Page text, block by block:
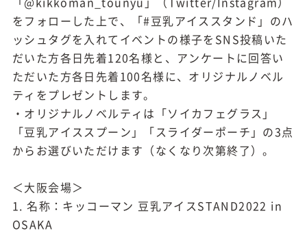
をフォローした上で、「#豆乳アイススタンド」のハ
ッシュタグを入れてイベントの様子をSNS投稿いた
だいた方各日先着120名様と、アンケートに回答い
ただいた方各日先着100名様に、オリジナルノベル
ティをプレゼントします。
・オリジナルノベルティは「ソイカフェグラス」
「豆乳アイススプーン」「スライダーポーチ」の3点
からお選びいただけます（なくなり次第終了）。
＜大阪会場＞
1. 名称：キッコーマン 豆乳アイスSTAND2022 in
OSAKA